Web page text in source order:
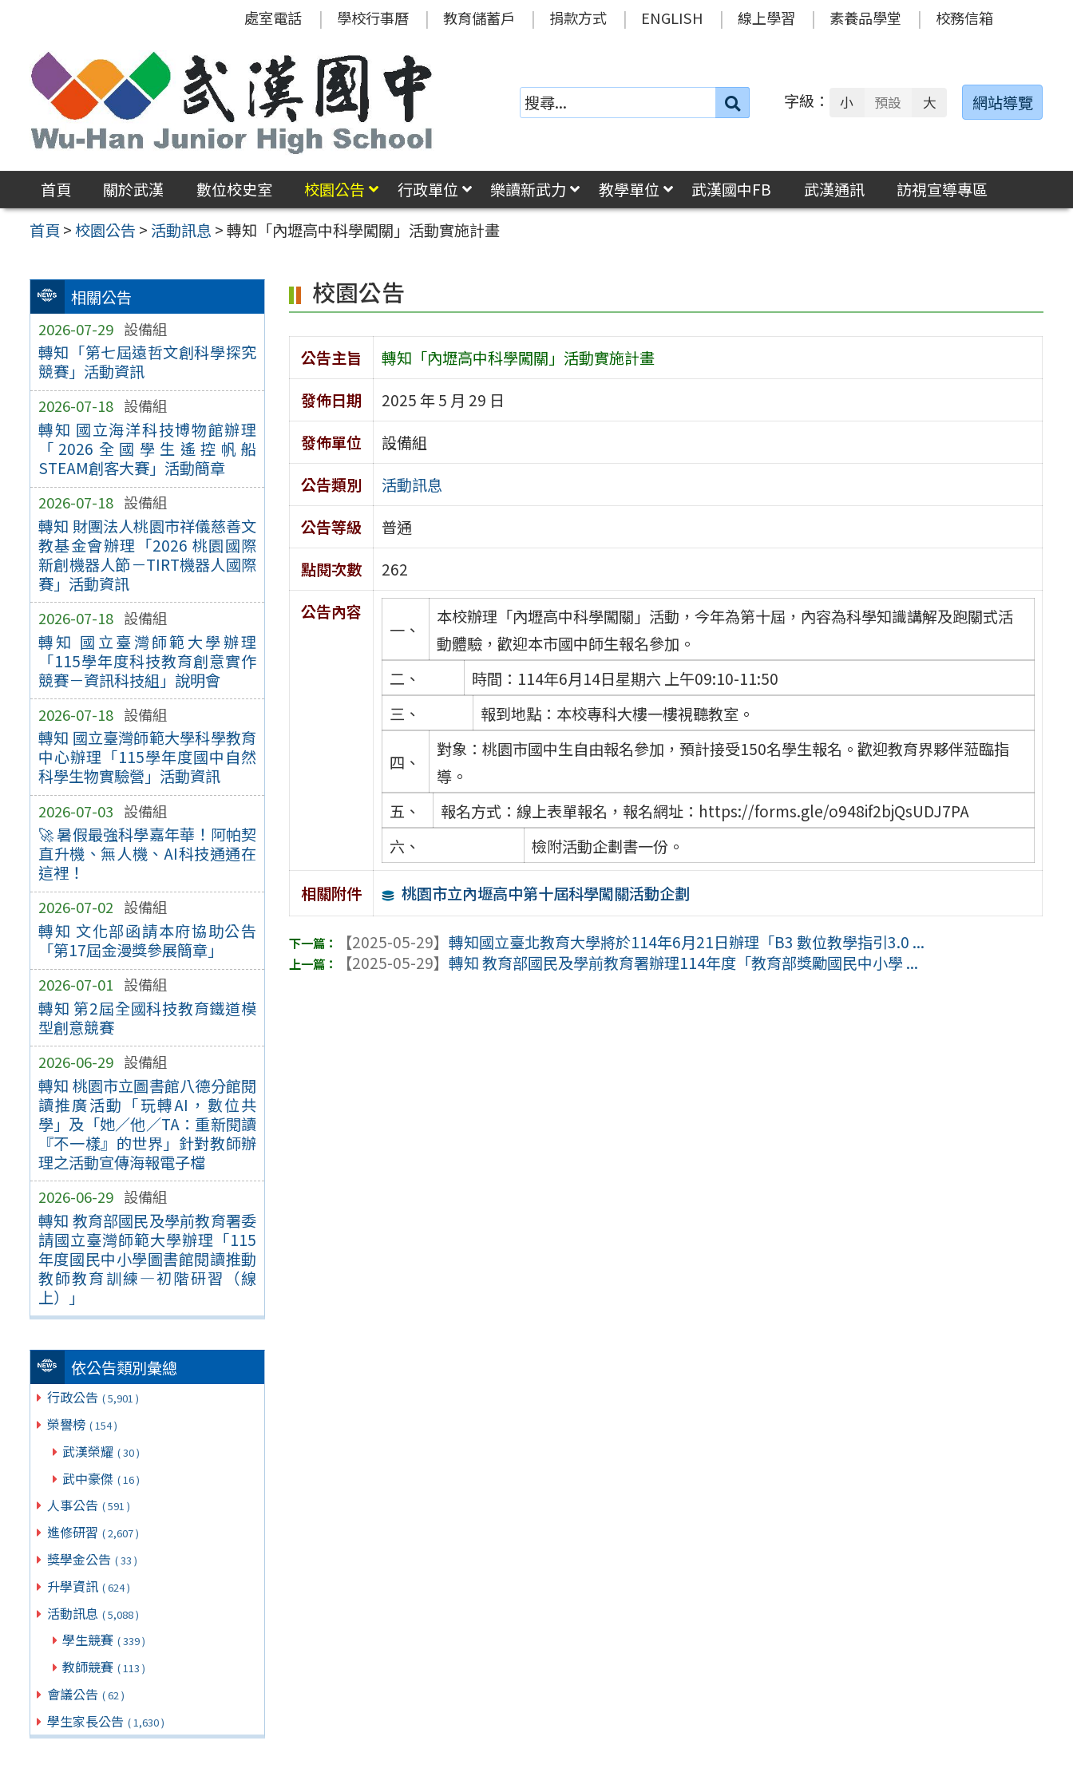
區
處室電話 學校行事曆 教育儲蓄戶 捐款方式 ENGLISH 線上學習 素養品學堂 校務信箱
搜
字級： 小 預設 大 網站導覽
首頁 關於武漢 數位校史室 校園公告 行政單位 樂讀新武力 教學單位 武漢國中FB 武漢通訊
訪視宣導專區
首頁 >校園公告 > 活動訊息 >轉知「內壢高中科學闖關」活動實施計畫
相關公告
2026-07-29 設備組
轉知「第七屆遠哲文創科學探究
競賽」活動資訊
2026-07-18 設備組
轉知 國立海洋科技博物館辦理
「2026全國學生遙控帆船
STEAM創客大賽」活動簡章
2026-07-18 設備組
轉知 財團法人桃園市祥儀慈善文
教基金會辦理「2026 桃園國際
新創機器人節－TIRT機器人國際
賽」活動資訊
2026-07-18 設備組
轉知 國立臺灣師範大學辦理
「115學年度科技教育創意實作
競賽－資訊科技組」說明會
2026-07-18 設備組
轉知 國立臺灣師範大學科學教育
中心辦理「115學年度國中自然
科學生物實驗營」活動資訊
2026-07-03 設備組
🚀 暑假最強科學嘉年華！阿帕契
直升機、無人機、AI科技通通在
這裡！
2026-07-02 設備組
轉知 文化部函請本府協助公告
「第17屆金漫獎參展簡章」
2026-07-01 設備組
轉知 第2屆全國科技教育鐵道模
型創意競賽
2026-06-29 設備組
轉知 桃園市立圖書館八德分館閱
讀推廣活動「玩轉AI，數位共
學」及「她／他／TA：重新閱讀
『不一樣』的世界」針對教師辦
理之活動宣傳海報電子檔
2026-06-29 設備組
轉知 教育部國民及學前教育署委
請國立臺灣師範大學辦理「115
年度國民中小學圖書館閱讀推動
教師教育訓練—初階研習（線
上）」
依公告類別彙總
行政公告 ( 5,901 )
榮譽榜 ( 154 )
武漢榮耀 ( 30 )
武中豪傑 ( 16 )
人事公告 ( 591 )
進修研習 ( 2,607 )
獎學金公告 ( 33 )
升學資訊 ( 624 )
活動訊息 ( 5,088 )
學生競賽 ( 339 )
教師競賽 ( 113 )
會議公告 ( 62 )
學生家長公告 ( 1,630 )
校園公告
公告主旨
轉知「內壢高中科學闖關」活動實施計畫
發佈日期
2025 年 5 月 29 日
發佈單位
設備組
公告類別
活動訊息
公告等級
普通
點閱次數
262
公告內容
一、
本校辦理「內壢高中科學闖關」活動，今年為第十屆，內容為科學知識講解及跑關式活
動體驗，歡迎本市國中師生報名參加。
二、
時間：114年6月14日星期六 上午09:10-11:50
三、
報到地點：本校專科大樓一樓視聽教室。
四、
對象：桃園市國中生自由報名參加，預計接受150名學生報名。歡迎教育界夥伴蒞臨指
導。
五、
報名方式：線上表單報名，報名網址：https://forms.gle/o948if2bjQsUDJ7PA
六、
檢附活動企劃書一份。
相關附件 桃園市立內壢高中第十屆科學闖關活動企劃
【2025-05-29】轉知國立臺北教育大學將於114年6月21日辦理「B3 數位教學指引3.0 ...
【2025-05-29】轉知 教育部國民及學前教育署辦理114年度「教育部獎勵國民中小學 ...